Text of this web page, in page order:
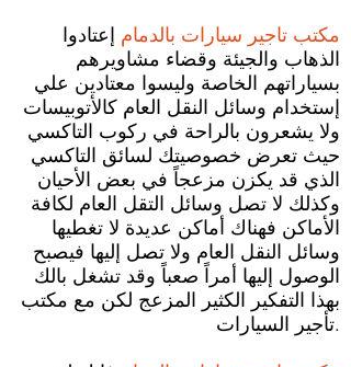
مكتب تاجير سيارات بالدمام إعتادوا
الذهاب والجيئة وقضاء مشاويرهم
بسياراتهم الخاصة وليسوا معتادين علي
إستخدام وسائل النقل العام كالأتوبيسات
ولا يشعرون بالراحة في ركوب التاكسي
حيث تعرض خصوصيتك لسائق التاكسي
الذي قد يكزن مزعجاً في بعض الأحيان
وكذلك لا تصل وسائل التقل العام لكافة
الأماكن فهناك أماكن عديدة لا تغطيها
وسائل النقل العام ولا تصل إليها فيصبح
الوصول إليها أمراً صعباً وقد تشغل بالك
بهذا التفكير الكثير المزعج لكن مع مكتب
تأجير السيارات.